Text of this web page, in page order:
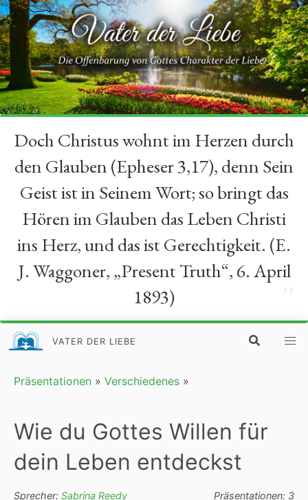
“
Doch Christus wohnt im Herzen durch
den Glauben (Epheser 3,17), denn Sein
Geist ist in Seinem Wort; so bringt das
Hören im Glauben das Leben Christi
ins Herz, und das ist Gerechtigkeit. (E.
J. Waggoner, „Present Truth“, 6. April
1893)
VATER DER LIEBE
Präsentationen » Verschiedenes »
Wie du Gottes Willen für
dein Leben entdeckst
Sprecher: Sabrina Reedy Präsentationen: 3